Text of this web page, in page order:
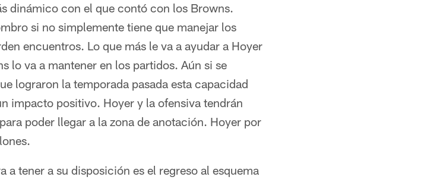
dinámico con el que contó con los Browns.
si no simplemente tiene que manejar los
encuentros. Lo que más le va a ayudar a Hoyer
lo va a mantener en los partidos. Aún si se
lograron la temporada pasada esta capacidad
impacto positivo. Hoyer y la ofensiva tendrán
poder llegar a la zona de anotación. Hoyer por
a tener a su disposición es el regreso al esquema